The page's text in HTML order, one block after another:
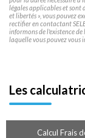
légales applicables et sont
et libertés », vous pouvez
rectifier en contactant
informons de l'existence
laquelle vous pouvez vous
Les
Calcul Frais